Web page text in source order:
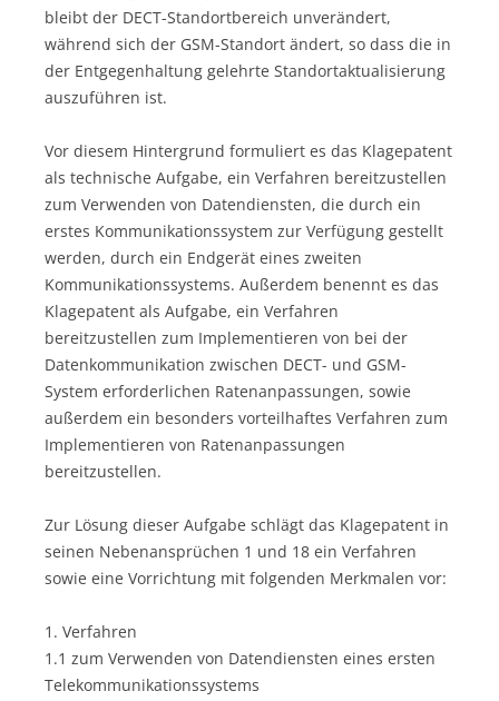
bleibt der DECT-Standortbereich unverändert,
während sich der GSM-Standort ändert, so dass die in
der Entgegenhaltung gelehrte Standortaktualisierung
auszuführen ist.
Vor diesem Hintergrund formuliert es das Klagepatent
als technische Aufgabe, ein Verfahren bereitzustellen
zum Verwenden von Datendiensten, die durch ein
erstes Kommunikationssystem zur Verfügung gestellt
werden, durch ein Endgerät eines zweiten
Kommunikationssystems. Außerdem benennt es das
Klagepatent als Aufgabe, ein Verfahren
bereitzustellen zum Implementieren von bei der
Datenkommunikation zwischen DECT- und GSM-
System erforderlichen Ratenanpassungen, sowie
außerdem ein besonders vorteilhaftes Verfahren zum
Implementieren von Ratenanpassungen
bereitzustellen.
Zur Lösung dieser Aufgabe schlägt das Klagepatent in
seinen Nebenansprüchen 1 und 18 ein Verfahren
sowie eine Vorrichtung mit folgenden Merkmalen vor:
1. Verfahren
1.1 zum Verwenden von Datendiensten eines ersten
Telekommunikationssystems